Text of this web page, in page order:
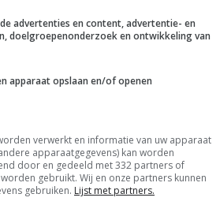
ze je de verhalen van
van de
ze het liefst kookt.
advertenties en content, advertentie- en
doelgroepenonderzoek en ontwikkeling van
apparaat opslaan en/of openen
verwerkt en informatie van uw apparaat
apparaatgegevens) kan worden
door en gedeeld met 332 partners of
gebruikt. Wij en onze partners kunnen
gebruiken. Lijst met partners.